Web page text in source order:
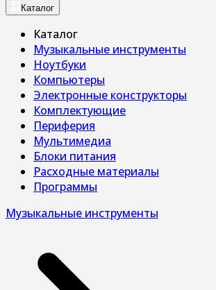
Каталог
Каталог
Музыкальные инструменты
Ноутбуки
Компьютеры
Электронные конструкторы
Комплектующие
Периферия
Мультимедиа
Блоки питания
Расходные материалы
Программы
Музыкальные инструменты